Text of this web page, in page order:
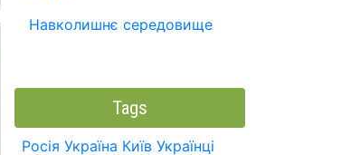
Навколишнє середовище
Tags
Росія Україна Київ Українці